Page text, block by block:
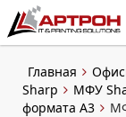
Главная
Sharp
МФУ
формата A3